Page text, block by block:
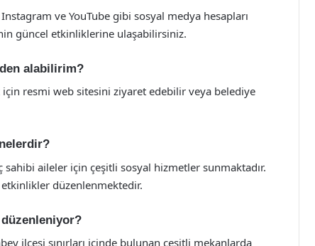
ve YouTube gibi sosyal medya hesapları
güncel etkinliklerine ulaşabilirsiniz.
alabilirim?
resmi web sitesini ziyaret edebilir veya belediye
aileler için çeşitli sosyal hizmetler sunmaktadır.
düzenlenmektedir.
ilçesi sınırları içinde bulunan çeşitli mekanlarda